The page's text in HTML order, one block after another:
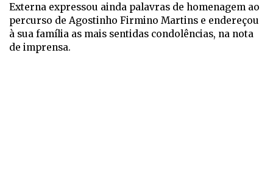
Externa expressou ainda palavras de homenagem ao
percurso de Agostinho Firmino Martins e endereçou
à sua família as mais sentidas condolências, na nota
de imprensa.